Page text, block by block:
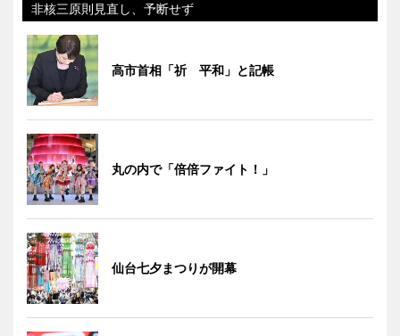
非核三原則見直し、予断せず
高市首相「祈 平和」と記帳
丸の内で「倍倍ファイト！」
仙台七夕まつりが開幕